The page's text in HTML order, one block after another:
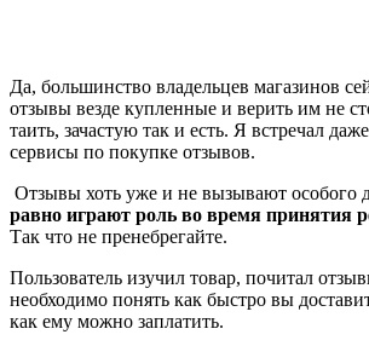
Да, большинство владельцев магазинов
отзывы везде купленные и верить им не
таить, зачастую так и есть. Я встречал
сервисы по покупке отзывов.
Отзывы хоть уже и не вызывают особого
равно играют роль во время принятия
Так что не пренебрегайте.
Пользователь изучил товар, почитал
необходимо понять как быстро вы
как ему можно заплатить.